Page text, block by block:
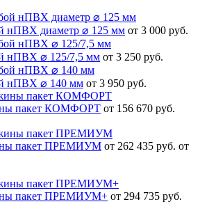
нПВХ диаметр ⌀ 125 мм от 3 000 руб.
нПВХ ⌀ 125/7,5 мм от 3 250 руб.
нПВХ ⌀ 140 мм от 3 950 руб.
пакет КОМФОРТ от 156 670 руб.
пакет ПРЕМИУМ от 262 435 руб. от
пакет ПРЕМИУМ+ от 294 735 руб.